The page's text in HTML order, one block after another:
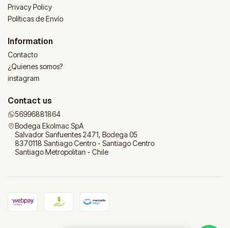
Privacy Policy
Políticas de Envío
Information
Contacto
¿Quienes somos?
instagram
Contact us
56996881864
Bodega Ekolmac SpA
Salvador Sanfuentes 2471, Bodega 05
8370118 Santiago Centro - Santiago Centro
Santiago Metropolitan - Chile